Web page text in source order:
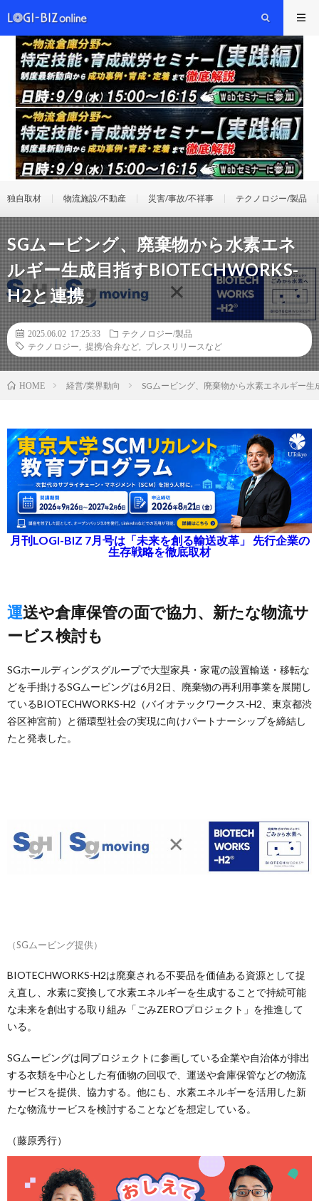
独自取材 物流施設/不動産 災害/事故/不祥事 テクノロジー/製品
SGムービング、廃棄物から水素エネ
ルギー生成目指すBIOTECHWORKS-
H2と連携
2025.06.02 17:25:33
テクノロジー/製品
テクノロジー
提携/合弁など プレスリリースなど
HOME 経営/業界動向 SGムービング、廃棄物から水素エネルギー
月刊LOGI-BIZ 7月号は「未来を創る輸送改革」 先行企業の
生存戦略を徹底取材
運送や倉庫保管の面で協力、新たな物流サ
ービス検討も
SGホールディングスグループで大型家具・家電の設置輸送・移転な
どを手掛けるSGムービングは6月2日、廃棄物の再利用事業を展開し
ているBIOTECHWORKS-H2（バイオテックワークス-H2、東京都渋
谷区神宮前）と循環型社会の実現に向けパートナーシップを締結し
たと発表した。
（SGムービング提供）
BIOTECHWORKS-H2は廃棄される不要品を価値ある資源として捉
え直し、水素に変換して水素エネルギーを生成することで持続可能
な未来を創出する取り組み「ごみZEROプロジェクト」を推進して
いる。
SGムービングは同プロジェクトに参画している企業や自治体が排出
する衣類を中心とした有価物の回収で、運送や倉庫保管などの物流
サービスを提供、協力する。他にも、水素エネルギーを活用した新
たな物流サービスを検討することなどを想定している。
（藤原秀行）